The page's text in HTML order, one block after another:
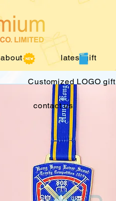
about us latest gift
Customized LOGO gift
contact us